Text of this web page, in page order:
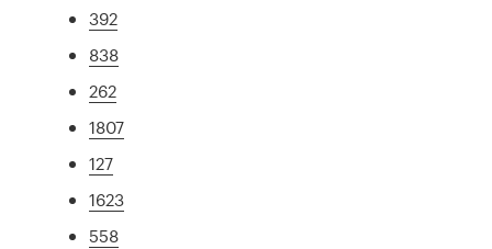
392
838
262
1807
127
1623
558